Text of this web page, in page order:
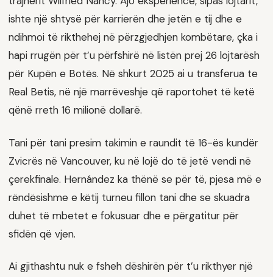
ishte një shtysë për karrierën dhe jetën e tij dhe e
ndihmoi të rikthehej në përzgjedhjen kombëtare, çka i
hapi rrugën për t’u përfshirë në listën prej 26 lojtarësh
për Kupën e Botës. Në shkurt 2025 ai u transferua te
Real Betis, në një marrëveshje që raportohet të ketë
qënë rreth 16 milionë dollarë.
Tani për tani presim takimin e raundit të 16-ës kundër
Zvicrës në Vancouver, ku në lojë do të jetë vendi në
çerekfinale. Hernández ka thënë se për të, pjesa më e
rëndësishme e këtij turneu fillon tani dhe se skuadra
duhet të mbetet e fokusuar dhe e përgatitur për
sfidën që vjen.
Ai gjithashtu nuk e fsheh dëshirën për t’u rikthyer një